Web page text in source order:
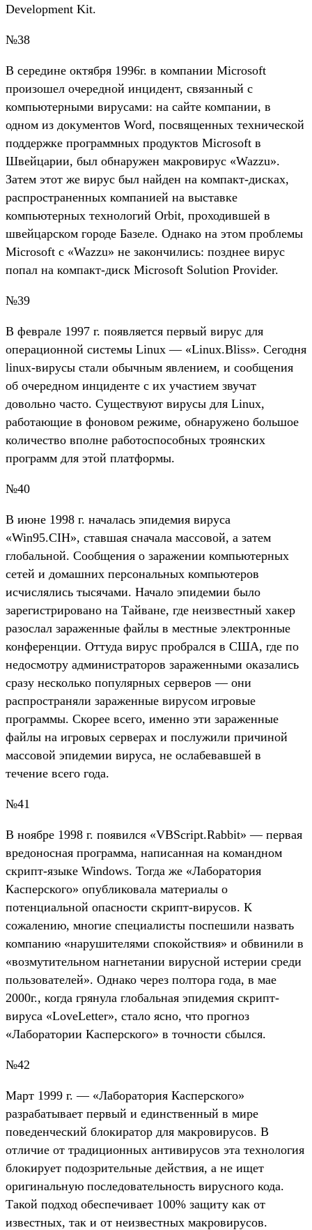
Development Kit.
№38
В середине октября 1996г. в компании Microsoft
произошел очередной инцидент, связанный с
компьютерными вирусами: на сайте компании, в
одном из документов Word, посвященных технической
поддержке программных продуктов Microsoft в
Швейцарии, был обнаружен макровирус «Wazzu».
Затем этот же вирус был найден на компакт-дисках,
распространенных компанией на выставке
компьютерных технологий Orbit, проходившей в
швейцарском городе Базеле. Однако на этом проблемы
Microsoft с «Wazzu» не закончились: позднее вирус
попал на компакт-диск Microsoft Solution Provider.
№39
В феврале 1997 г. появляется первый вирус для
операционной системы Linux — «Linux.Bliss». Сегодня
linux-вирусы стали обычным явлением, и сообщения
об очередном инциденте с их участием звучат
довольно часто. Существуют вирусы для Linux,
работающие в фоновом режиме, обнаружено большое
количество вполне работоспособных троянских
программ для этой платформы.
№40
В июне 1998 г. началась эпидемия вируса
«Win95.CIH», ставшая сначала массовой, а затем
глобальной. Сообщения о заражении компьютерных
сетей и домашних персональных компьютеров
исчислялись тысячами. Начало эпидемии было
зарегистрировано на Тайване, где неизвестный хакер
разослал зараженные файлы в местные электронные
конференции. Оттуда вирус пробрался в США, где по
недосмотру администраторов зараженными оказались
сразу несколько популярных серверов — они
распространяли зараженные вирусом игровые
программы. Скорее всего, именно эти зараженные
файлы на игровых серверах и послужили причиной
массовой эпидемии вируса, не ослабевавшей в
течение всего года.
№41
В ноябре 1998 г. появился «VBScript.Rabbit» — первая
вредоносная программа, написанная на командном
скрипт-языке Windows. Тогда же «Лаборатория
Касперского» опубликовала материалы о
потенциальной опасности скрипт-вирусов. К
сожалению, многие специалисты поспешили назвать
компанию «нарушителями спокойствия» и обвинили в
«возмутительном нагнетании вирусной истерии среди
пользователей». Однако через полтора года, в мае
2000г., когда грянула глобальная эпидемия скрипт-
вируса «LoveLetter», стало ясно, что прогноз
«Лаборатории Касперского» в точности сбылся.
№42
Mарт 1999 г. — «Лаборатория Касперского»
разрабатывает первый и единственный в мире
поведенческий блокиратор для макровирусов. В
отличие от традиционных антивирусов эта технология
блокирует подозрительные действия, а не ищет
оригинальную последовательность вирусного кода.
Такой подход обеспечивает 100% защиту как от
известных, так и от неизвестных макровирусов.